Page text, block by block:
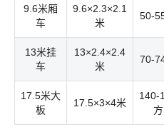
9.6米厢
车
9.6×2.3×2.1
米
50-
13米挂
车
13×2.4×2.4
米
70-
17.5米大
板
17.5×3×4米
140-
方